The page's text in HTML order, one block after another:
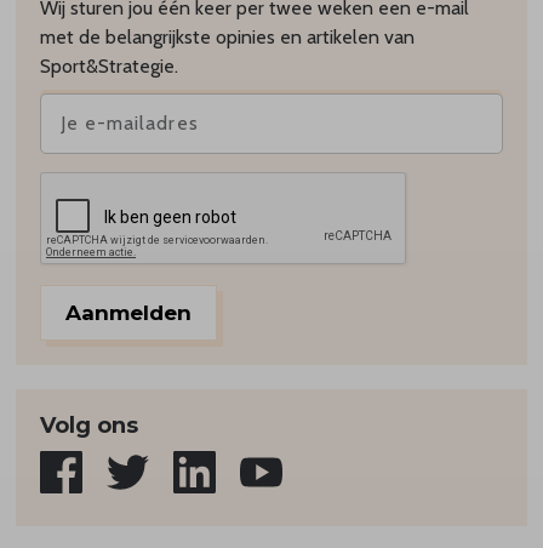
Wij sturen jou één keer per twee weken een e-mail
met de belangrijkste opinies en artikelen van
Sport&Strategie.
Aanmelden
Volg ons